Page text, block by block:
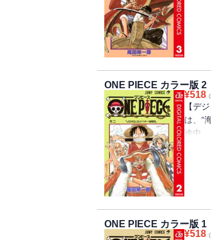
の海
ONE PIECE カラー版 2
¥518
【デ
は、“
途中
るが
ONE PIECE カラー版 1
¥518